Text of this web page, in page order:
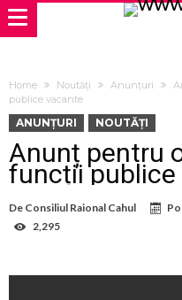
Home Noutăți Anunțuri
publice vacante
ANUNȚURI NOUTĂȚI
Anunț pentru
funcții
De Consiliul Raional Cahul
2,295